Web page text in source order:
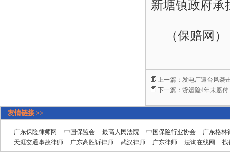
新塘镇政府承
（保赔网）
上一篇： 发电厂遭台风袭
下一篇： 货运险4年未赔
友情链接 >>
广东保险律师网 中国保监会 最高人民法院 中国保险行业协会
广东格林
天涯交通事故律师
广东高胜诉律师 武汉律师 广东律师 法询在线网 找